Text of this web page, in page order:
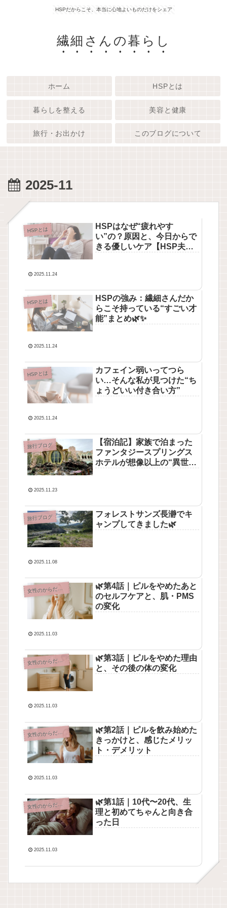
HSPだからこそ、本当に心地よいものだけをシェア
繊細さんの暮らし
ホーム HSPとは
暮らしを整える 美容と健康
旅行・お出かけ このブログについて
2025-11
HSPとは
HSPはなぜ“疲れやす
い”の？原因と、今日からで
きる優しいケア【HSP夫婦
2025.11.24
HSPとは
HSPの強み：繊細さんだか
らこそ持っている“すごい才
能”まとめ🌿✨
2025.11.24
HSPとは
カフェイン弱いってつら
い…そんな私が見つけた“ち
ょうどいい付き合い方”
2025.11.24
旅行ブログ
【宿泊記】家族で泊まった
ファンタジースプリングス
ホテルが想像以上の“異世
2025.11.23
旅行ブログ
フォレストサンズ長瀞でキ
ャンプしてきました🌿
2025.11.08
女 性のからだとこころ
🌿第4話｜ピルをやめたあと
のセルフケアと、肌・PMS
の変化
2025.11.03
女 性のからだとこころ
🌿第3話｜ピルをやめた理由
と、その後の体の変化
2025.11.03
女 性のからだとこころ
🌿第2話｜ピルを飲み始めた
きっかけと、感じたメリッ
ト・デメリット
2025.11.03
女 性のからだとこころ
🌿第1話｜10代〜20代、生
理と初めてちゃんと向き合
った日
2025.11.03